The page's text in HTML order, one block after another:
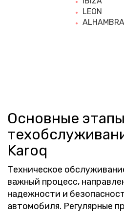
LEON
ALHAMBRA
Основные этапы
Karoq
Техническое
важный процесс,
надежности и
автомобиля. Регулярные